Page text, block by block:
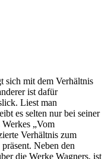
sich mit dem Verhältnis
ist dafür
Liest man
es selten nur bei seiner
„Vom
Verhältnis zum
Neben den
die Werke Wagners, ist